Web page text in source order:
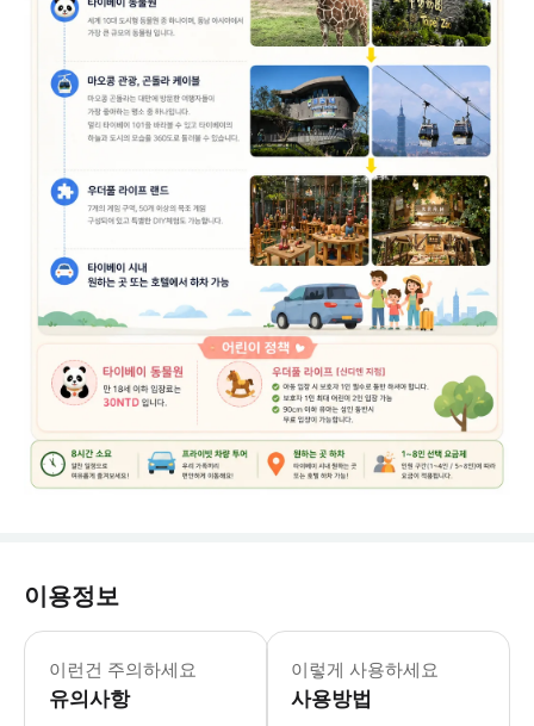
이용정보
이런건 주의하세요
유의사항
[추가정보 및 참고사항] 1.타이베이
이렇게 사용하세요
사용방법